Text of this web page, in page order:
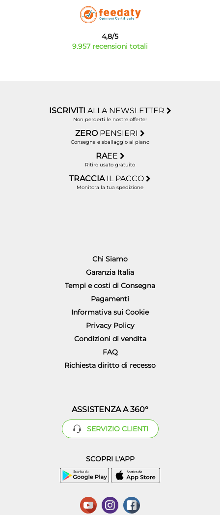
4,8/5
9.957 recensioni totali
ISCRIVITI ALLA NEWSLETTER
Non perderti le nostre offerte!
ZERO PENSIERI
Consegna e sballaggio al piano
RAEE
Ritiro usato gratuito
TRACCIA IL PACCO
Monitora la tua spedizione
Chi Siamo
Garanzia Italia
Tempi e costi di Consegna
Pagamenti
Informativa sui Cookie
Privacy Policy
Condizioni di vendita
FAQ
Richiesta diritto di recesso
ASSISTENZA A 360°
SERVIZIO CLIENTI
SCOPRI L'APP